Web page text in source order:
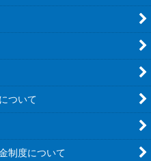
ついて
制度について